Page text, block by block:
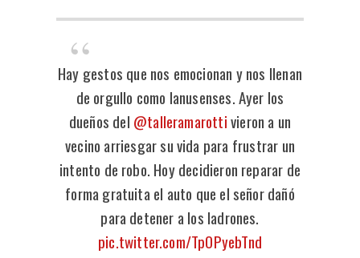
Hay gestos que nos emocionan y nos llenan
de orgullo como lanusenses. Ayer los
dueños del @talleramarottivieron a un
vecino arriesgar su vida para frustrar un
intento de robo. Hoy decidieron reparar de
forma gratuita el auto que el señor dañó
para detener a los ladrones.
pic.twitter.com/TpOPyebTnd